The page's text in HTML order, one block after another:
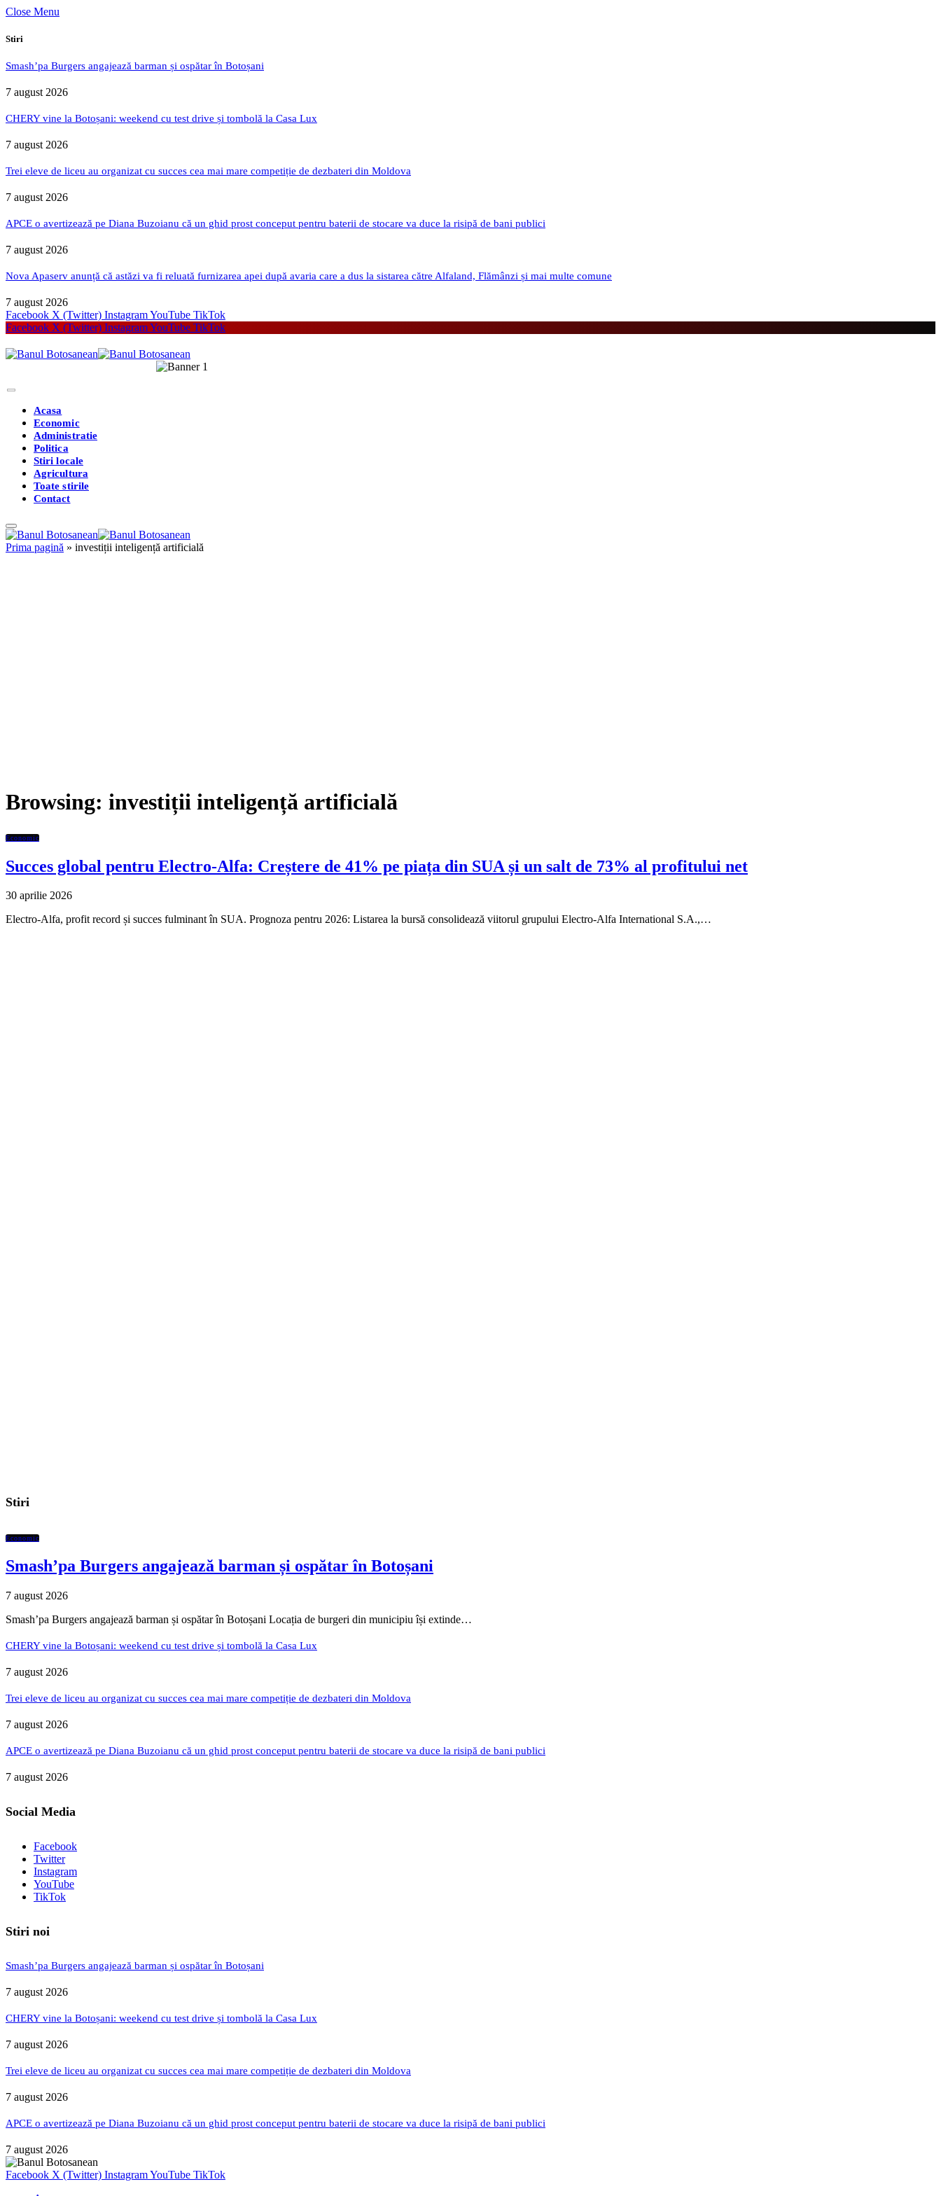
Close Menu
Stiri
Smash’pa Burgers angajează barman și ospătar în Botoșani
7 august 2026
CHERY vine la Botoșani: weekend cu test drive și tombolă la Casa Lux
7 august 2026
Trei eleve de liceu au organizat cu succes cea mai mare competiție de dezbateri din Moldova
7 august 2026
APCE o avertizează pe Diana Buzoianu că un ghid prost conceput pentru baterii de stocare va duce la risipă de bani publici
7 august 2026
Nova Apaserv anunță că astăzi va fi reluată furnizarea apei după avaria care a dus la sistarea către Alfaland, Flămânzi și mai multe comune
7 august 2026
Facebook X (Twitter) InstagramYouTube TikTok
Facebook X (Twitter) InstagramYouTube TikTok
Acasa
Economic
Administratie
Politica
Stiri locale
Agricultura
Toate stirile
Contact
Prima pagină » investiții inteligență artificială
Browsing: investiții inteligență artificială
Economic
Succes global pentru Electro-Alfa: Creștere de 41% pe piața din SUA și un salt de 73% al profitului net
30 aprilie 2026
Electro-Alfa, profit record și succes fulminant în SUA. Prognoza pentru 2026: Listarea la bursă consolidează viitorul grupului Electro-Alfa International S.A.,…
Stiri
Economic
Smash’pa Burgers angajează barman și ospătar în Botoșani
7 august 2026
Smash’pa Burgers angajează barman și ospătar în Botoșani Locația de burgeri din municipiu își extinde…
CHERY vine la Botoșani: weekend cu test drive și tombolă la Casa Lux
7 august 2026
Trei eleve de liceu au organizat cu succes cea mai mare competiție de dezbateri din Moldova
7 august 2026
APCE o avertizează pe Diana Buzoianu că un ghid prost conceput pentru baterii de stocare va duce la risipă de bani publici
7 august 2026
Social Media
Facebook
Twitter
Instagram
YouTube
TikTok
Stiri noi
Smash’pa Burgers angajează barman și ospătar în Botoșani
7 august 2026
CHERY vine la Botoșani: weekend cu test drive și tombolă la Casa Lux
7 august 2026
Trei eleve de liceu au organizat cu succes cea mai mare competiție de dezbateri din Moldova
7 august 2026
APCE o avertizează pe Diana Buzoianu că un ghid prost conceput pentru baterii de stocare va duce la risipă de bani publici
7 august 2026
Facebook X (Twitter) InstagramYouTube TikTok